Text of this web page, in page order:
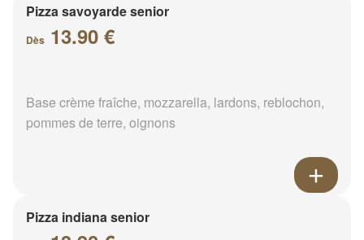
Pizza savoyarde senior
Dès 13.90 €
Base crème fraîche, mozzarella, lardons, reblochon,
pommes de terre, oignons
Pizza indiana senior